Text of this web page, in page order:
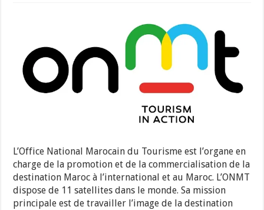
L’Office National Marocain du Tourisme est l’organe en
charge de la promotion et de la commercialisation de la
destination Maroc à l’international et au Maroc. L’ONMT
dispose de 11 satellites dans le monde. Sa mission
principale est de travailler l’image de la destination